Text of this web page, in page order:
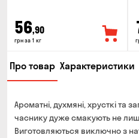
56,90
грн за 1 кг
Про товар Характеристики
Ароматні, духмяні, хрусткі та
часнику дуже смакують не
Виготовляються виключно з